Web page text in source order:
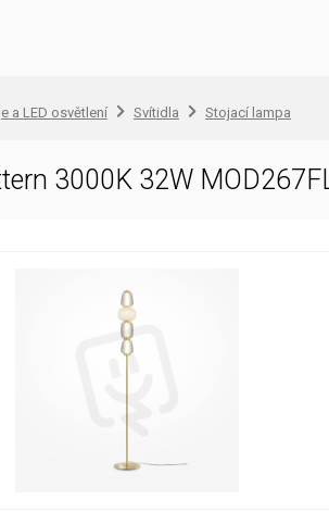
a LED osvětlení Svítidla Stojací lampa
3000K 32W